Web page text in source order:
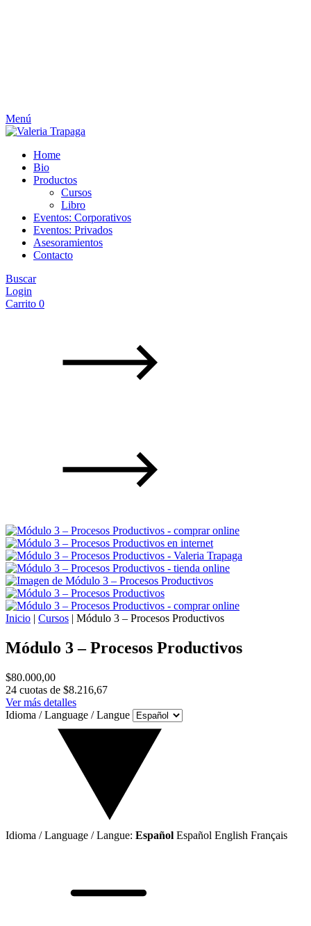
Menú
Home
Bio
Productos
Cursos
Libro
Eventos: Corporativos
Eventos: Privados
Asesoramientos
Contacto
Buscar
Login
Carrito 0
Inicio | Cursos | Módulo 3 – Procesos Productivos
Módulo 3 – Procesos Productivos
$80.000,00
24 cuotas de $8.216,67
Ver más detalles
Idioma / Language / Langue
Idioma / Language / Langue: Español Español English Français